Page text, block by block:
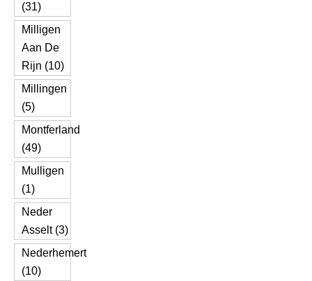
(31)
Milligen
Aan De
Rijn (10)
Millingen
(5)
Montferland
(49)
Mulligen
(1)
Neder
Asselt (3)
Nederhemert
(10)